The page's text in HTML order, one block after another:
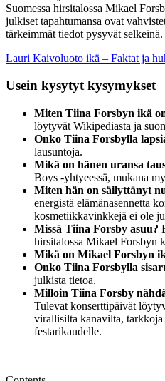
Suomessa hirsitalossa Mikael
julkiset tapahtumansa ovat
tärkeimmät tiedot pysyvät selkeinä.
Lauri Kaivoluoto ikä – Faktat ja
Usein kysytyt kysymykset
Miten Tiina Forsbyn ikä
löytyvät Wikipediasta ja
Onko Tiina Forsbylla
lausuntoja.
Mikä on hänen uransa
Boys -yhtyeessä, mukana
Miten hän on säilyttänyt
energistä elämänasennetta
kosmetiikkavinkkejä ei ole
Missä Tiina Forsby asuu?
hirsitalossa Mikael Forsbyn
Mikä on Mikael Forsbyn
Onko Tiina Forsbylla
julkista tietoa.
Milloin Tiina Forsby
Tulevat konserttipäivät
virallisilta kanavilta, tarkkoja
festarikaudelle.